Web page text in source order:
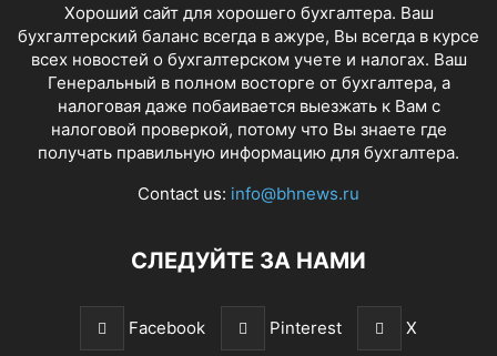
Хороший сайт для хорошего бухгалтера. Ваш
бухгалтерский баланс всегда в ажуре, Вы всегда в курсе
всех новостей о бухгалтерском учете и налогах. Ваш
Генеральный в полном восторге от бухгалтера, а
налоговая даже побаивается выезжать к Вам с
налоговой проверкой, потому что Вы знаете где
получать правильную информацию для бухгалтера.
Contact us: info@bhnews.ru
СЛЕДУЙТЕ ЗА НАМИ
Facebook Pinterest X